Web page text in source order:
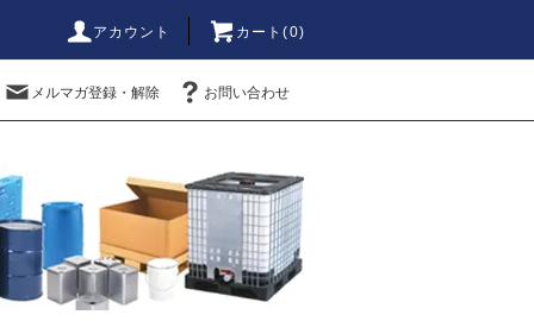
アカウント カート(0)
メルマガ登録・解除 お問い合わせ